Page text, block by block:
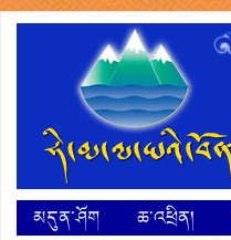
མདུན་ཤོག
ཆ་འཕྲིན།